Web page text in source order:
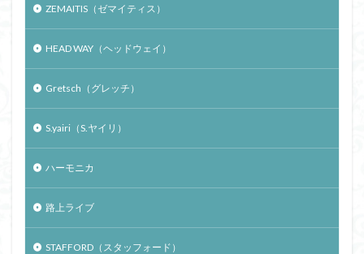
ZEMAITIS（ゼマイティス）
HEAD WAY（ヘッドウェイ）
Gretsch（グレッチ）
S.yairi（S.ヤイリ）
ハーモニカ
路上ライブ
STAFFORD（スタッフォード）